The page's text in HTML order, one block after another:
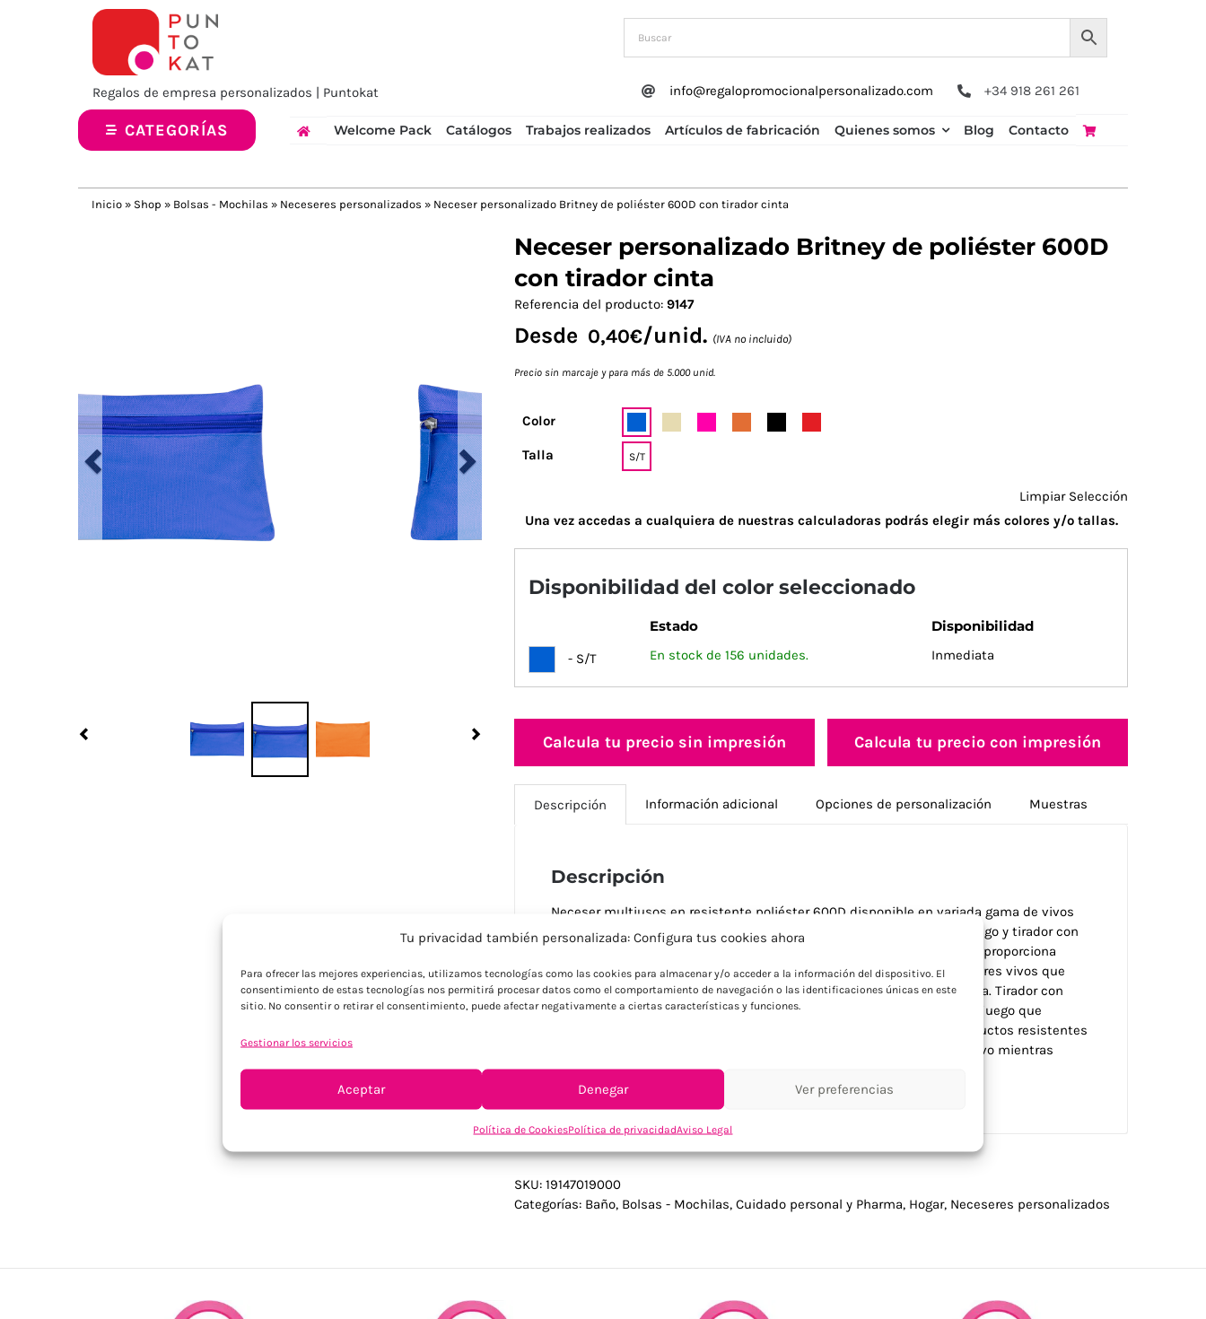
Tu privacidad también personalizada: Configura tus cookies ahora
Para ofrecer las mejores experiencias, utilizamos tecnologías como las cookies para almacenar y/o acceder a la información del dispositivo. El
consentimiento de estas tecnologías nos permitirá procesar datos como el comportamiento de navegación o las identificaciones únicas en este
sitio. No consentir o retirar el consentimiento, puede afectar negativamente a ciertas características y funciones.
Gestionar los servicios
Aceptar Denegar Ver preferencias
Política de CookiesPolítica de privacidadAviso Legal
Regalos de empresa personalizados | Puntokat info@regalopromocionalpersonalizado.com +34 918 261 261
CATEGORÍAS Welcome Pack Catálogos Trabajos realizados Artículos de fabricación Quienes somos Blog Contacto
Inicio » Shop » Bolsas - Mochilas » Neceseres personalizados » Neceser personalizado Britney de poliéster 600D con tirador cinta
Neceser personalizado Britney de poliéster 600D
con tirador cinta
Referencia del producto: 9147
Desde 0,40€/unid. (IVA no incluido)
Precio sin marcaje y para más de 5.000 unid.
Color
Talla S/T
Limpiar Selección
Una vez accedas a cualquiera de nuestras calculadoras podrás elegir más colores y/o tallas.
Disponibilidad del color seleccionado
Estado Disponibilidad
- S/T En stock de 156 unidades. Inmediata
Calcula tu precio sin impresión Calcula tu precio con impresión
Descripción Información adicional Opciones de personalización Muestras
Descripción
Neceser multiusos en resistente poliéster 600D disponible en variada gama de vivos
colores que aportan personalidad y distinción. Incluye cremallera a juego y tirador con
cinta a juego para fácil apertura y manejo cómodo. Material 600D que proporciona
resistencia superior para uso intensivo y durabilidad excepcional. Colores vivos que
permiten personalización según gustos y facilitan identificación rápida. Tirador con
cinta que facilita apertura incluso con manos ocupadas. Cremallera a juego que
completa el diseño coordinado. Ideal para empresas que buscan productos resistentes
y coloridos con funcionalidad superior que soporten uso diario intensivo mientras
mantienen apariencia atractiva y coordenada.
SKU: 19147019000
Categorías: Baño, Bolsas - Mochilas, Cuidado personal y Pharma, Hogar, Neceseres personalizados